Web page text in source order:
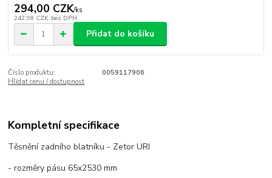
294,00 CZK/ks
242,98 CZK bez DPH
Přidat do košíku
Číslo produktu:
0059117906
Hlídat cenu / dostupnost
Kompletní specifikace
Těsnění zadního blatníku - Zetor URI
- rozměry pásu 65x2530 mm